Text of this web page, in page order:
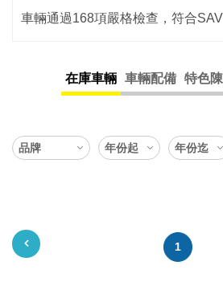
車輛通過168項嚴格檢查，符合
在庫車輛 車輛配備 特色
1